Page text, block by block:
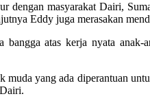
masyarakat Dairi,
Eddy juga merasakan
atas kerja nyata
muda yang ada diperantuan